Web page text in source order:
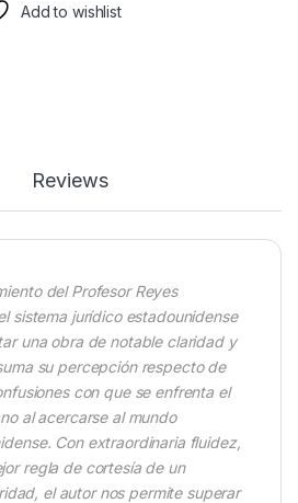
Add to wishlist
Reviews
del Profesor Reyes
sistema jurídico estadounidense
una obra de notable claridad y
su percepción respecto de
con que se enfrenta el
al acercarse al mundo
Con extraordinaria fluidez,
regla de cortesía de un
el autor nos permite superar